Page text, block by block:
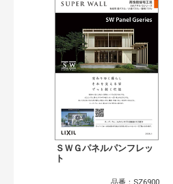
ＳＷＧパネルパンフレッ
ト
品番：SZ6900